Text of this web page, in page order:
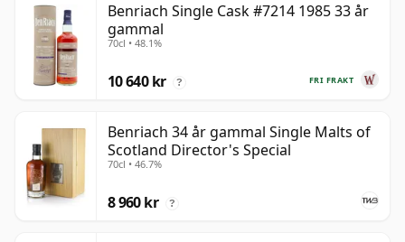
Benriach Single Cask #7214 1985 33 år
gammal
70cl • 48.1%
FRI FRAKT
10 640 kr ?
Benriach 34 år gammal Single Malts of
Scotland Director's Special
70cl • 46.7%
8 960 kr ?